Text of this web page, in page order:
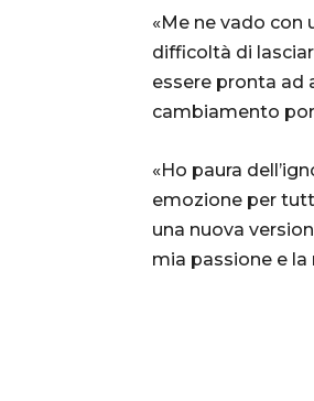
«Me ne vado con
difficoltà di
essere pronta ad
cambiamento
«Ho paura
emozione per
una nuova
mia passione e la